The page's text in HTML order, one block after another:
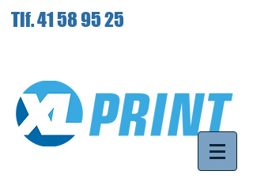
Tlf.41 58 95 25